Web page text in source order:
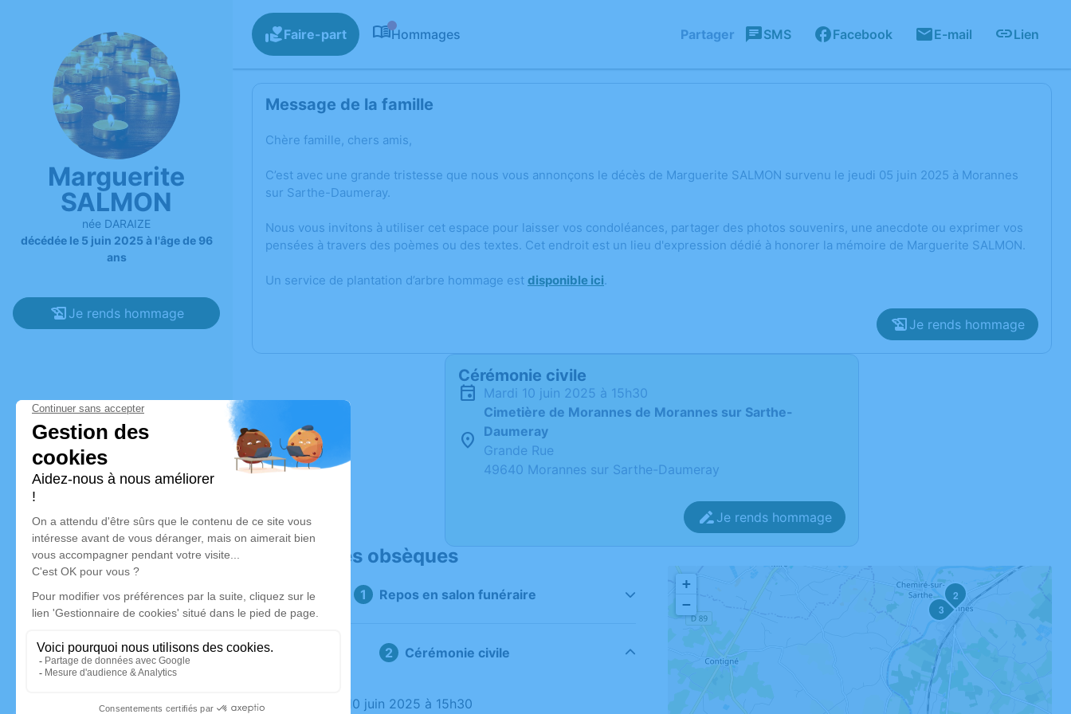
Marguerite
SALMON
née DARAIZE
décédée le 5 juin 2025 à l'âge de 96
ans
Je rends hommage
Faire-part Hommages Partager SMS Facebook E-mail Lien
Message de la famille
Chère famille, chers amis,
C’est avec une grande tristesse que nous vous annonçons le décès de Marguerite SALMON survenu le jeudi 05 juin 2025 à Morannes
sur Sarthe-Daumeray.
Nous vous invitons à utiliser cet espace pour laisser vos condoléances, partager des photos souvenirs, une anecdote ou exprimer vos
pensées à travers des poèmes ou des textes. Cet endroit est un lieu d'expression dédié à honorer la mémoire de Marguerite SALMON.
Un service de plantation d’arbre hommage est disponible ici.
Je rends hommage
Cérémonie civile
mardi 10 juin 2025 à 15h30
Cimetière de Morannes de Morannes sur Sarthe-
Daumeray
Grande Rue
49640 Morannes sur Sarthe-Daumeray
Je rends hommage
Déroulé des obsèques
Repos en salon funéraire
Cérémonie civile
Le mardi 10 juin 2025 à 15h30
2
3
+
−